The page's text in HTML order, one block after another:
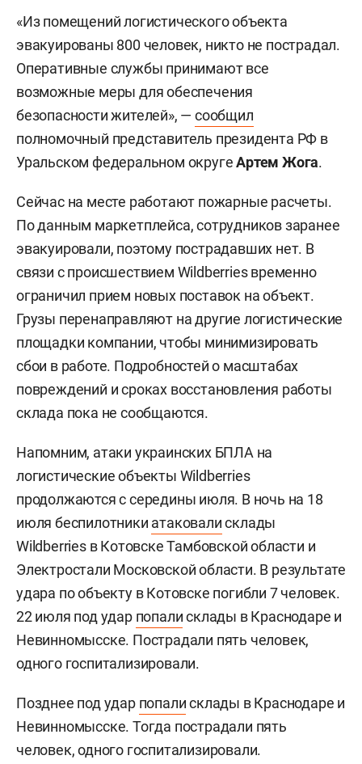
«Из помещений логистического объекта
эвакуированы 800 человек, никто не пострадал.
Оперативные службы принимают все
возможные меры для обеспечения
безопасности жителей», —сообщил
полномочный представитель президента РФ в
Уральском федеральном округеАртем Жога.
Сейчас на месте работают пожарные расчеты.
По данным маркетплейса, сотрудников заранее
эвакуировали, поэтому пострадавших нет. В
связи с происшествием Wildberries временно
ограничил прием новых поставок на объект.
Грузы перенаправляют на другие логистические
площадки компании, чтобы минимизировать
сбои в работе. Подробностей о масштабах
повреждений и сроках восстановления работы
склада пока не сообщаются.
Напомним, атаки украинских БПЛА на
логистические объекты Wildberries
продолжаются с середины июля. В ночь на 18
июля беспилотники атаковалисклады
Wildberries в Котовске Тамбовской области и
Электростали Московской области. В результате
удара по объекту в Котовске погибли 7 человек.
22 июля под удар попалисклады в Краснодаре и
Невинномысске. Пострадали пять человек,
одного госпитализировали.
Позднее под удар попалисклады в Краснодаре и
Невинномысске. Тогда пострадали пять
человек, одного госпитализировали.